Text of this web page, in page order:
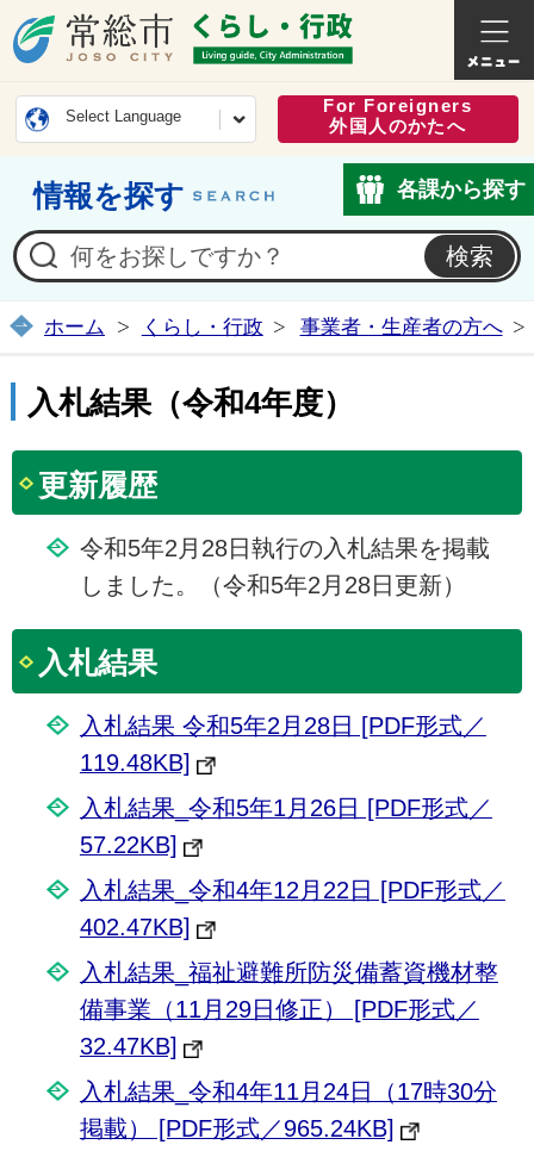
常総市公式ホームページ
くらし
Select Language
For Foreigners
外国人のかたへ
情報を探す 各課から探す
ホーム くらし・行政 事業者・生産者の方へ
入札結果（令和4年度）
更新履歴
令和5年2月28日執行の入札結果を掲載
しました。（令和5年2月28日更新）
入札結果
入札結果 令和5年2月28日 [PDF形式／
119.48KB]
入札結果_令和5年1月26日 [PDF形式／
57.22KB]
入札結果_令和4年12月22日 [PDF形式／
402.47KB]
入札結果_福祉避難所防災備蓄資機材整
備事業（11月29日修正） [PDF形式／
32.47KB]
入札結果_令和4年11月24日（17時30分
掲載） [PDF形式／965.24KB]